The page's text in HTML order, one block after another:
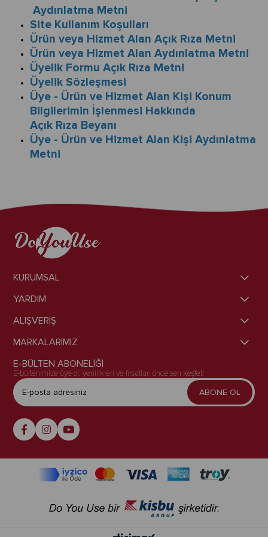
Aydınlatma Metni
Site Kullanım Koşulları
Ürün veya Hizmet Alan Açık Rıza Metni
Ürün veya Hizmet Alan Aydınlatma Metni
Üyelik Formu Açık Rıza Metni
Üyelik Sözleşmesi
Üye - Ürün ve Hizmet Alan Kişi Konum
Bilgilerimin İşlenmesi Hakkında
Açık Rıza Beyanı
Üye - Ürün ve Hizmet Alan Kişi Aydınlatma
Metni
KURUMSAL
YARDIM
ALIŞVERİŞ
MARKALARIMIZ
E-BÜLTEN ABONELİĞİ
E-bültenimize üye ol, yenilikleri ve fırsatları önce sen keşfet!
ABONE OL